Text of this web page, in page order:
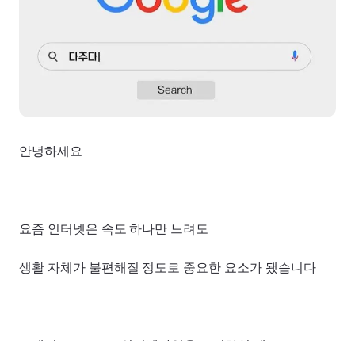
안녕하세요
요즘 인터넷은 속도 하나만 느려도
생활 자체가 불편해질 정도로 중요한 요소가 됐습니다